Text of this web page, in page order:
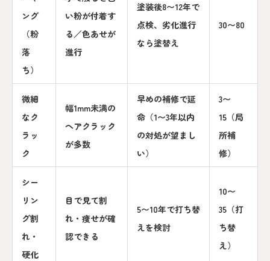
ング
（粉
落
ち）
い粉が付着す
る／色あせが
進行
塗装後8〜12年で
点検、劣化進行
なら塗替え
30〜80
微細
なク
ラッ
ク
幅1mm未満の
ヘアクラック
が多数
早めの補修で延
命（1〜3年以内
の対処が望まし
い）
3〜
15（局
所補
修）
シー
リン
グ割
れ・
硬化
目で見て割
れ・痩せが確
認できる
5〜10年で打ち替
えを検討
10〜
35（打
ち替
え）